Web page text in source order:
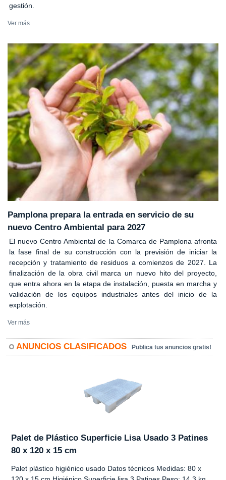
gestión.
Ver más
Pamplona prepara la entrada en servicio de su
nuevo Centro Ambiental para 2027
El nuevo Centro Ambiental de la Comarca de Pamplona afronta
la fase final de su construcción con la previsión de iniciar la
recepción y tratamiento de residuos a comienzos de 2027. La
finalización de la obra civil marca un nuevo hito del proyecto,
que entra ahora en la etapa de instalación, puesta en marcha y
validación de los equipos industriales antes del inicio de la
explotación.
Ver más
ANUNCIOS CLASIFICADOS Publica tus anuncios gratis!
Palet de Plástico Superficie Lisa Usado 3 Patines
80 x 120 x 15 cm
Palet plástico higiénico usado Datos técnicos Medidas: 80 x